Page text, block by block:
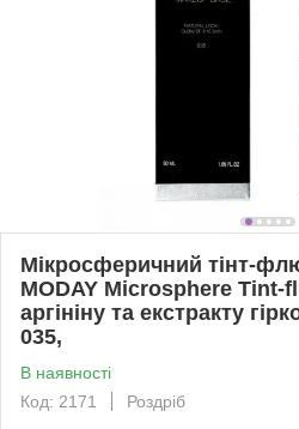
Мікросферичний тінт-
MODAY Microsphere Tint-
аргініну та екстракту
035,
В наявності
Код: 2171
Роздріб